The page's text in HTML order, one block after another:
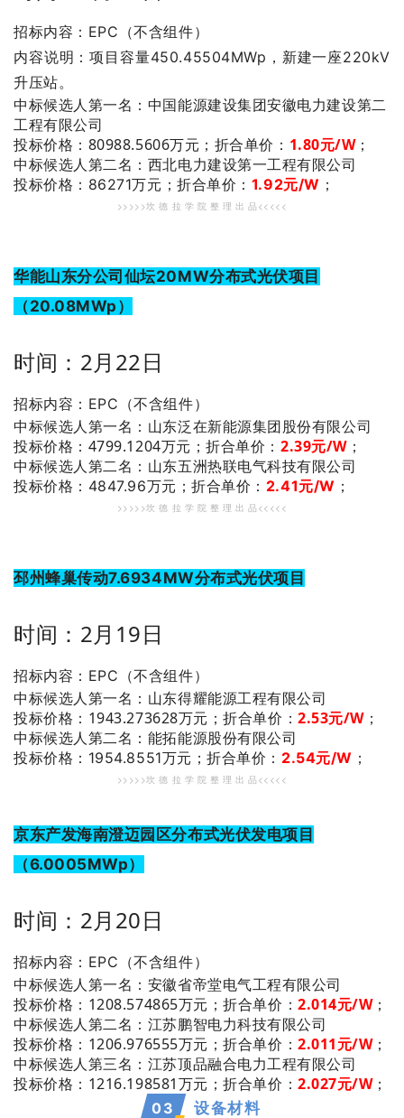
招标内容：EPC（不含组件）
内容说明：项目容量450.45504MWp，新建一座220kV
升压站。
中标候选人第一名 ：中国能源建设集团安徽电力建设第二
工程有限公司
投标价格：80988.5606万元； 折合单价： 1.80元/W；
中标候选人第二名 ：西北电力建设第一工程有限公司
投标价格：86271万元；折合单价： 1.92元/W ；
>>>>>坎 德 拉 学 院 整 理 出 品<<<<<
华能山东分公司仙坛20MW分布式光伏项目
（20.08MWp）
时间：2月22日
招标内容：EPC（不含组件）
中标候选人第一名 ：山东泛在新能源集团股份有限公司
投标价格：4799.1204万元；折合单价： 2.39元/W；
中标候选人第二名 ：山东五洲热联电气科技有限公司
投标价格：4847.96万元；折合单价： 2.41元/W ；
>>>>>坎 德 拉 学 院 整 理 出 品<<<<<
邳州蜂巢传动7.6934MW分布式光伏项目
时间：2月19日
招标内容：EPC（不含组件）
中标候选人第一名 ：山东得耀能源工程有限公司
投标价格：1943.273628万元；折合单价：2.53元/W；
中标候选人第二名 ：能拓能源股份有限公司
投标价格：1954.8551万元；折合单价： 2.54元/W ；
>>>>>坎 德 拉 学 院 整 理 出 品<<<<<
京东产发海南澄迈园区分布式光伏发电项目
（6.0005MWp）
时间：2月20日
招标内容：EPC（不含组件）
中标候选人第一名 ：安徽省帝堂电气工程有限公司
投标价格：1208.574865万元；折合单价：2.014元/W；
中标候选人第二名 ：江苏鹏智电力科技有限公司
投标价格：1206.976555万元；折合单价：2.011元/W；
中标候选人第三名 ：江苏顶品融合电力工程有限公司
投标价格：1216.198581万元；折合单价：2.027元/W；
03 设备材料